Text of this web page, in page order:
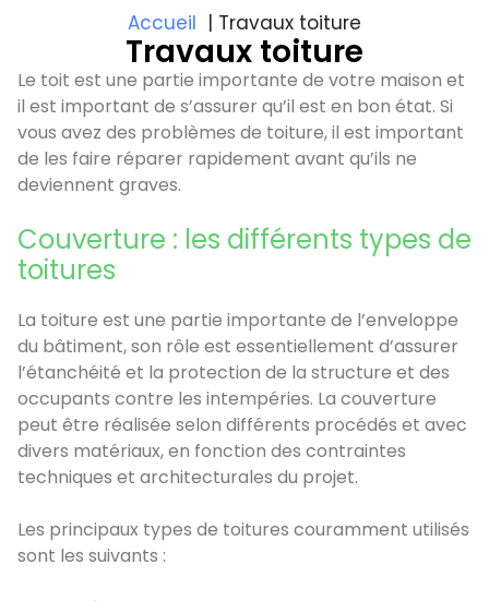
Accueil Travaux toiture
Travaux toiture
Le toit est une partie importante de votre maison et
il est important de s’assurer qu’il est en bon état. Si
vous avez des problèmes de toiture, il est important
de les faire réparer rapidement avant qu’ils ne
deviennent graves.
Couverture : les différents types de
toitures
La toiture est une partie importante de l’enveloppe
du bâtiment, son rôle est essentiellement d’assurer
l’étanchéité et la protection de la structure et des
occupants contre les intempéries. La couverture
peut être réalisée selon différents procédés et avec
divers matériaux, en fonction des contraintes
techniques et architecturales du projet.
Les principaux types de toitures couramment utilisés
sont les suivants :